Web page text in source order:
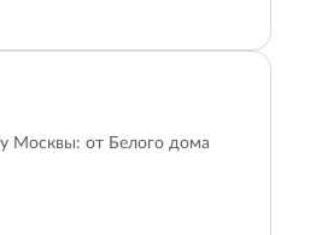
Москвы: от Белого дома